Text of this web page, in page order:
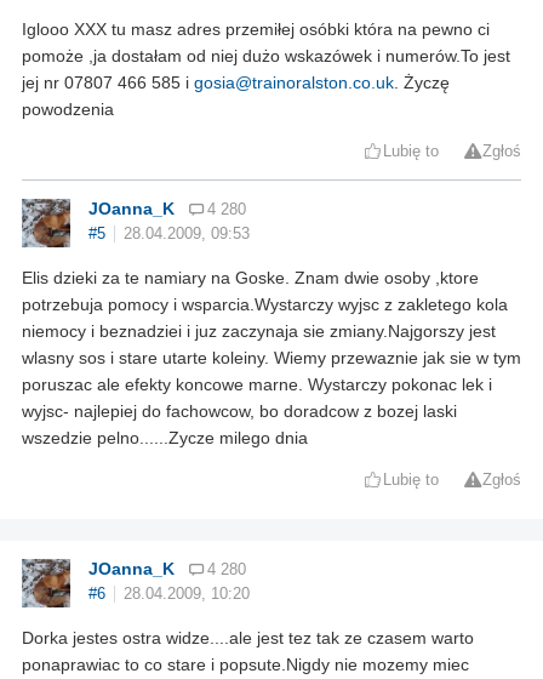
Iglooo XXX tu masz adres przemiłej osóbki która na pewno ci
pomoże ,ja dostałam od niej dużo wskazówek i numerów.To jest
jej nr 07807 466 585 i gosia@trainoralston.co.uk . Życzę
powodzenia
Lubię to Zgłoś
JOanna_K
4 280
#5
28.04.2009, 09:53
Elis dzieki za te namiary na Goske. Znam dwie osoby ,ktore
potrzebuja pomocy i wsparcia.Wystarczy wyjsc z zakletego kola
niemocy i beznadziei i juz zaczynaja sie zmiany.Najgorszy jest
wlasny sos i stare utarte koleiny. Wiemy przewaznie jak sie w tym
poruszac ale efekty koncowe marne. Wystarczy pokonac lek i
wyjsc- najlepiej do fachowcow, bo doradcow z bozej laski
wszedzie pelno......Zycze milego dnia
Lubię to Zgłoś
JOanna_K
4 280
#6
28.04.2009, 10:20
Dorka jestes ostra widze....ale jest tez tak ze czasem warto
ponaprawiac to co stare i popsute.Nigdy nie mozemy miec